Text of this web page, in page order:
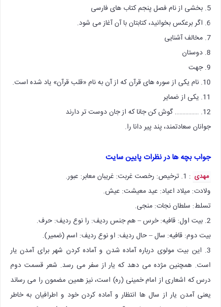
5. بخشی از نام فصل پنجم کتاب های فارسی
6. اگر برعکس بخوانید، کتابتان با آن آغاز می شود.
7. مخالف آشنایی
8. دوستان
9. جهت
10. نام یکی از سوره های قرآن که از آن به نام «قلب قرآن» یاد شده است.
11. یکی از ضمایر
12. ……………. گوش کن جانا که از جان دوست تر دارند
جوانان سعادتمند، پند پیر دانا را.
جواب بچه ها در نظرات پایین سایت
مهدی : 1. ترخیص: رخصت غربت: غریبان معابر: عبور.
ولادت: میلاد اعیاد: عید معیشت: عیش.
تسلط: سلطان نجات: منجی.
2. بیت اول: قافیه: خرس – هم جنس ردیف: را نوع ردیف: حرف.
بیت دوم: قافیه: سال – حال ردیف: او نوع ردیف: اسم (ضمیر).
3. این بیت مولوی درباره آماده شدن و آماده کردن شهر برای آمدن یار
است. همچنین مژده می دهد که یار از سفر می رسد. شعر قسمت دوم
درس که اشعاری از امام خمینی (ره) است، نیز همین مضمون را می رساند
یعنی آمدن یار از سال ها انتظار و آماده کردن خود و اطرافیان به خاطر